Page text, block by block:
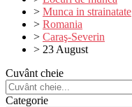
> Munca in strainatate
> Romania
> Caraş-Severin
> 23 August
Cuvânt cheie
Categorie